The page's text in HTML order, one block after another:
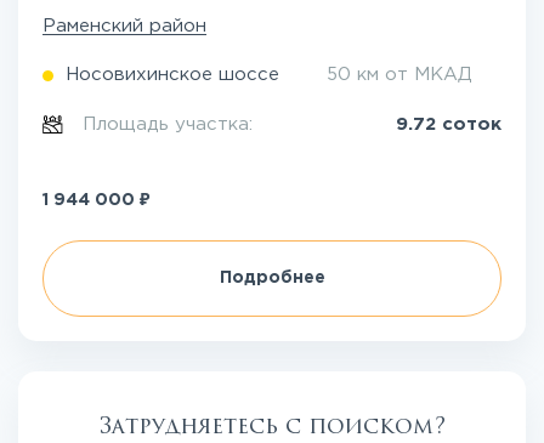
Раменский район
Носовихинское шоссе 50 км от МКАД
Площадь участка: 9.72 соток
1 944 000 ₽
Подробнее
Затрудняетесь с поиском?